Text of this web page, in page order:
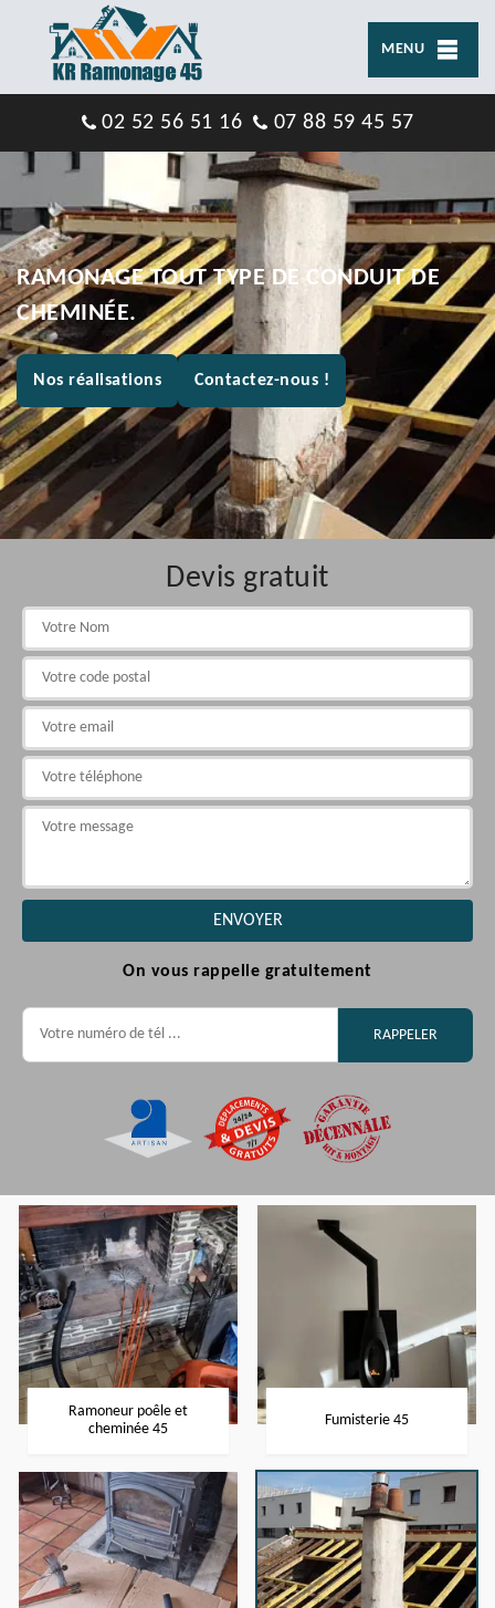
MENU
02 52 56 51 16 07 88 59 45 57
RAMONAGE TOUT TYPE DE CONDUIT DE
CHEMINÉE.
Nos réalisations Contactez-nous !
Devis gratuit
On vous rappelle gratuitement
Ramoneur poêle et
cheminée 45
Fumisterie 45